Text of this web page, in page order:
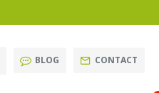
BLOG CONTACT